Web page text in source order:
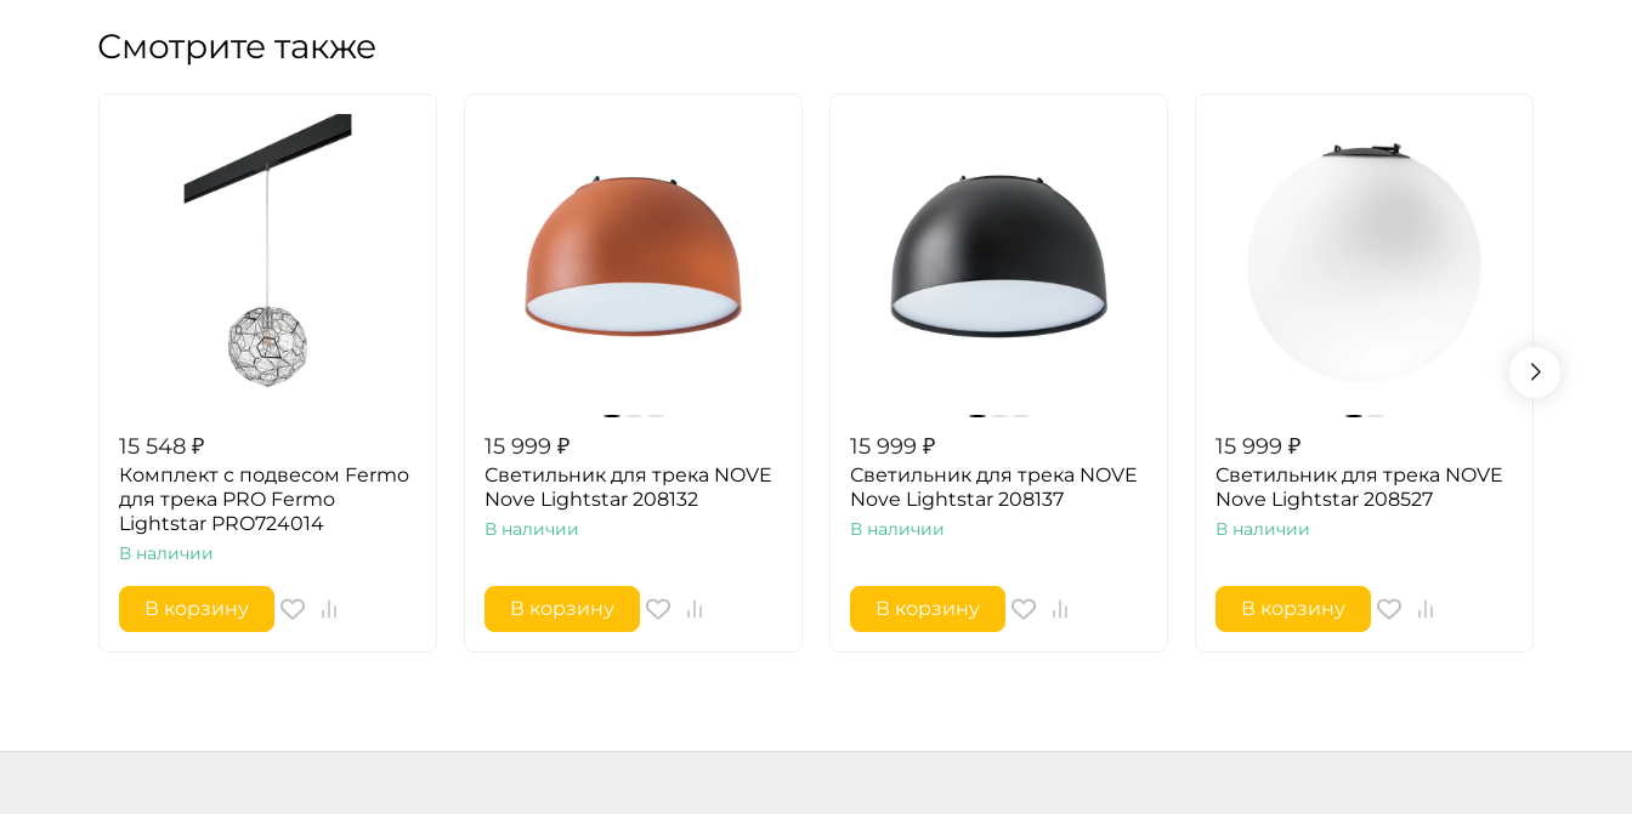
Смотрите также
15 548 ₽
Комплект с подвесом Fermo
для трека PRO Fermo
Lightstar PRO724014
В наличии
В корзину
15 999 ₽
Светильник для трека NOVE
Nove Lightstar 208132
В наличии
В корзину
15 999 ₽
Светильник для трека NOVE
Nove Lightstar 208137
В наличии
В корзину
15 999 ₽
Светильник для трека NOVE
Nove Lightstar 208527
В наличии
В корзину